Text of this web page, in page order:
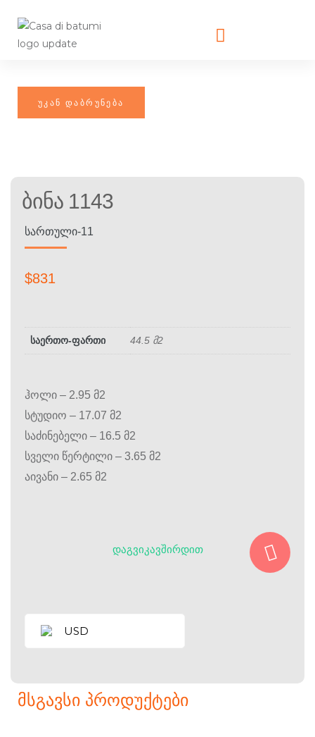
Ბინა 1143
ᲡᲐᲠᲗᲣᲚᲘ-11
$831
საერთო-ფართი 44.5 მ2
ჰოლი – 2.95 მ2
სტუდიო – 17.07 მ2
საძინებელი – 16.5 მ2
სველი წერტილი – 3.65 მ2
აივანი – 2.65 მ2
ᲓᲐᲒᲕᲘᲙᲐᲕᲨᲘᲠᲓᲘᲗ
USD
ᲛᲡᲒᲐᲕᲡᲘ ᲞᲠᲝᲓᲣᲥᲢᲔᲑᲘ